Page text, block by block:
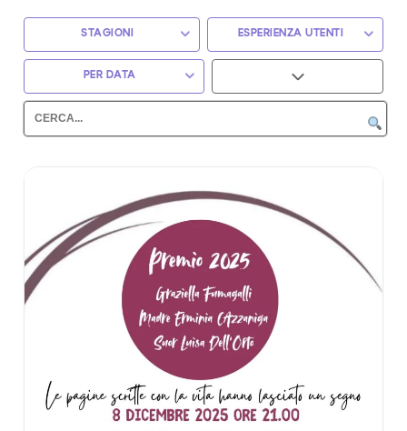
STAGIONI ESPERIENZA UTENTI
PER DATA